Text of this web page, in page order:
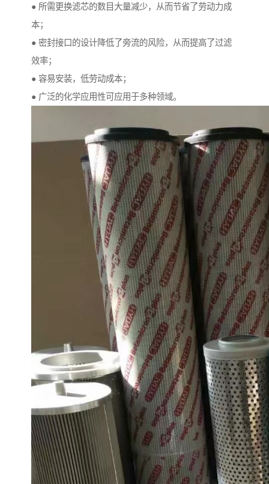
● 所需更换滤芯的数目大量减少，从而节省了劳动力成
本；
● 密封接口的设计降低了旁流的风险，从而提高了过滤
效率；
● 容易安装，低劳动成本；
● 广泛的化学应用性可应用于多种领域。